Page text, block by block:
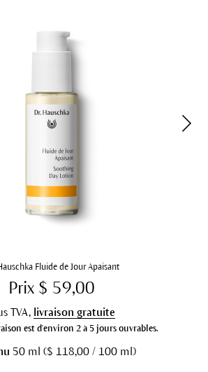
Fluide de Jour Apaisant
Prix $ 59,00
TVA, livraison gratuite
est d'environ 2 à 5 jours ouvrables.
50 ml ($ 118,00 / 100 ml)